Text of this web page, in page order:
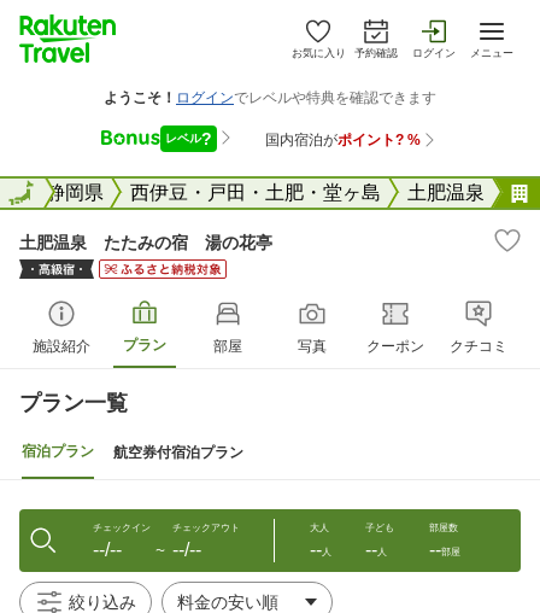
お気に入り 予約確認 ログイン メニュー
全国静岡県 西伊豆・戸田・土肥・堂ヶ島 土肥温泉
全国
土肥温泉 たたみの宿 湯の花亭
施設紹介 プラン 部屋 写真 クーポン クチコミ
プラン一覧
宿泊プラン 航空券付宿泊プラン
チェックイン
--/-- 〜
チェックアウト
--/--
大人
--人
子ども
--人
部屋数
--部屋
絞り込み